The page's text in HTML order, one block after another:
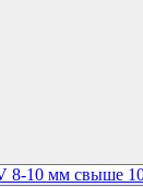
8-10 мм свыше